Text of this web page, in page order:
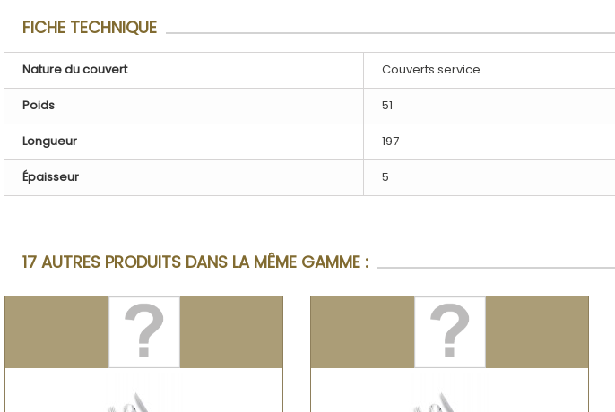
FICHE TECHNIQUE
Nature du couvert Couverts service
Poids 51
Longueur 197
Épaisseur 5
17 AUTRES PRODUITS DANS LA MÊME GAMME :